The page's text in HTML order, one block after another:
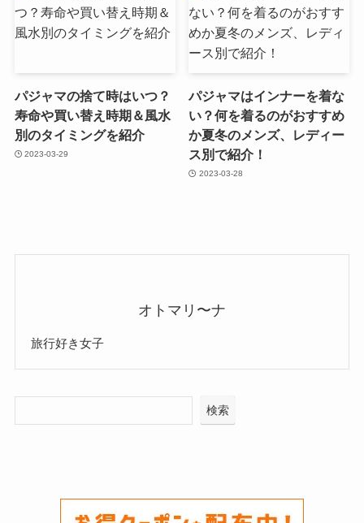
パジャマの捨て時はいつ？
寿命や買い替え時期＆風水
別のタイミングを紹介
2023-03-29
パジャマはインナーを着な
い？何を着るのがおすすめ
か夏冬のメンズ、レディー
ス別で紹介！
2023-03-28
オトマリ〜ナ
旅行好き女子
検索